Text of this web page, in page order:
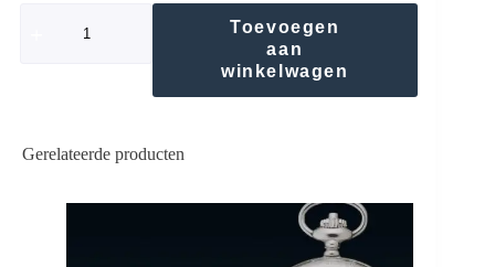
Toevoegen
aan
winkelwagen
Gerelateerde producten